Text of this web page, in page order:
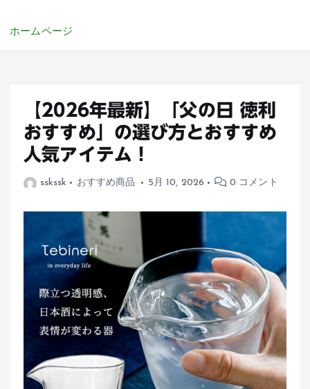
ホームページ
【2026年最新】「父の日 徳利
おすすめ」の選び方とおすすめ
人気アイテム！
sskssk おすすめ商品 5月 10, 2026 0 コメント